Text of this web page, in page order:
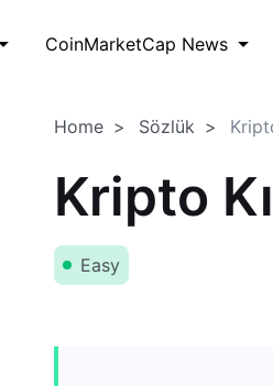
CoinMarketCap News
Home Sözlük
Kripto
Easy